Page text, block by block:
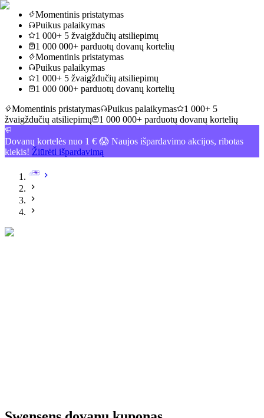
Momentinis pristatymas
Puikus palaikymas
1 000+ 5 žvaigždučių atsiliepimų
1 000 000+ parduotų dovanų kortelių
Momentinis pristatymas
Puikus palaikymas
1 000+ 5 žvaigždučių atsiliepimų
1 000 000+ parduotų dovanų kortelių
Momentinis pristatymas
Puikus palaikymas
1 000+ 5
žvaigždučių atsiliepimų
1 000 000+ parduotų dovanų kortelių
Dovanų kortelės nuo 1 € 😱 Naujos išpardavimo akcijos, ribotas
kiekis! Žiūrėti išpardavimą